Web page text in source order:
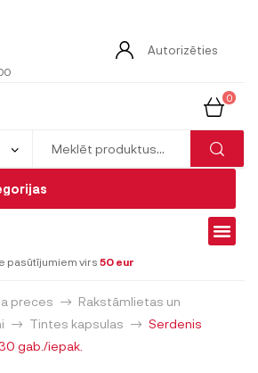
Autorizēties
0
pasūtījumiem virs 50 eur
preces
Rakstāmlietas un
Tintes kapsulas
Serdenis
gab./iepak.